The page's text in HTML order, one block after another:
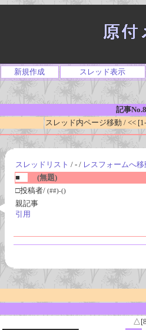
新規作成 スレッド表示
記事
スレッド内ページ移動 / <<
スレッドリスト / - / レスフォームへ移
■
(無題)
□投稿者/ (##)-()
親記事
引用